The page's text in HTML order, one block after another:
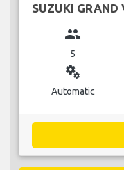
SUZUKI GRAND
group
5
miscellaneous_services
Automatic